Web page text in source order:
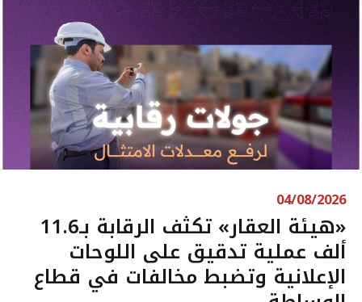
04/08/2026
«هيئة العقار» تكثف الرقابة بـ11.6
ألف عملية تدقيق على اللوحات
الإعلانية وتضبط مخالفات في قطاع